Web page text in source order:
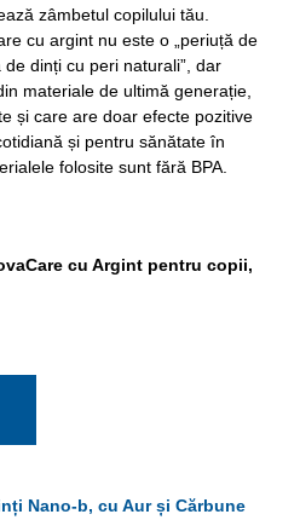
zâmbetul copilului tău.
cu argint nu este o „periuță de
de dinți cu peri naturali”, dar
materiale de ultimă generație,
și care are doar efecte pozitive
și pentru sănătate în
folosite sunt fără BPA.
cu Argint pentru copii,
Nano-b, cu Aur și Cărbune